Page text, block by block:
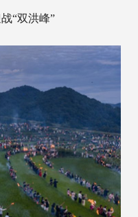
“双洪峰”